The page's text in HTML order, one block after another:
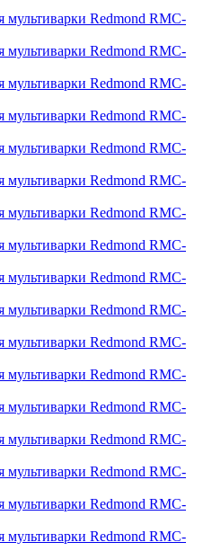
мультиварки Redmond RMC-
мультиварки Redmond RMC-
мультиварки Redmond RMC-
мультиварки Redmond RMC-
мультиварки Redmond RMC-
мультиварки Redmond RMC-
мультиварки Redmond RMC-
мультиварки Redmond RMC-
мультиварки Redmond RMC-
мультиварки Redmond RMC-
мультиварки Redmond RMC-
мультиварки Redmond RMC-
мультиварки Redmond RMC-
мультиварки Redmond RMC-
мультиварки Redmond RMC-
мультиварки Redmond RMC-
мультиварки Redmond RMC-